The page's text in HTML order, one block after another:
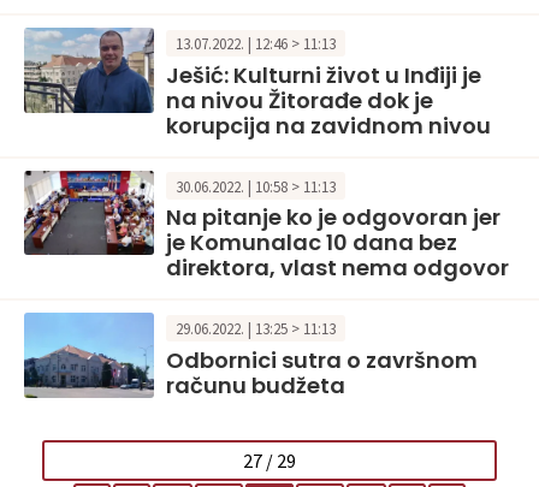
13.07.2022. | 12:46 > 11:13
Ješić: Kulturni život u Inđiji je
na nivou Žitorađe dok je
korupcija na zavidnom nivou
30.06.2022. | 10:58 > 11:13
Na pitanje ko je odgovoran jer
je Komunalac 10 dana bez
direktora, vlast nema odgovor
29.06.2022. | 13:25 > 11:13
Odbornici sutra o završnom
računu budžeta
27 / 29